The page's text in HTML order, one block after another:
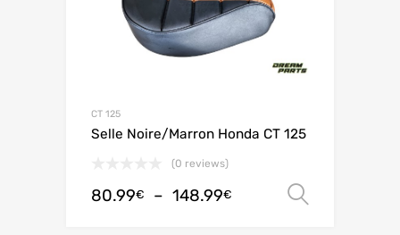
CT 125
Selle Noire/Marron Honda CT 125
(0 reviews)
80.99€ – 148.99€